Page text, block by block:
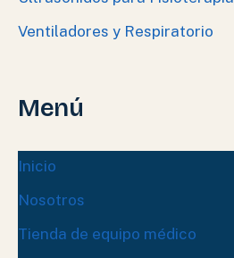
Ventiladores y Respiratorio
Menú
Inicio
Nosotros
Tienda de equipo médico